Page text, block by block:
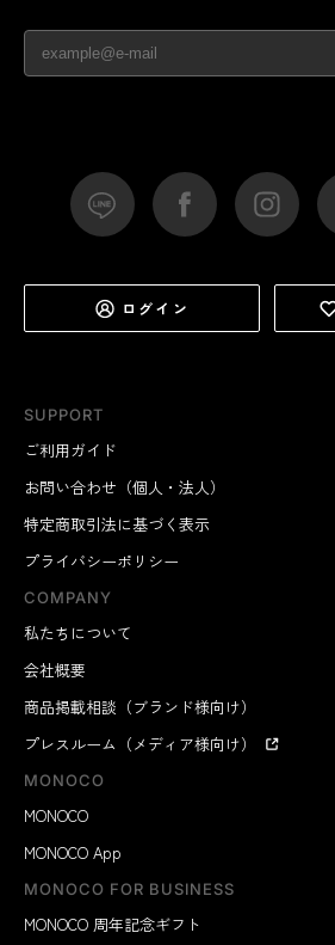
SUPPORT
ご利用ガイド
お問い合わせ（個人・法人）
特定商取引法に基づく表示
プライバシーポリシー
COMPANY
私たちについて
会社概要
商品掲載相談（ブランド様向け）
プレスルーム（メディア様向け）
MONOCO
MONOCO
MONOCO App
MONOCO FOR BUSINESS
MONOCO 周年記念ギフト
ログイン